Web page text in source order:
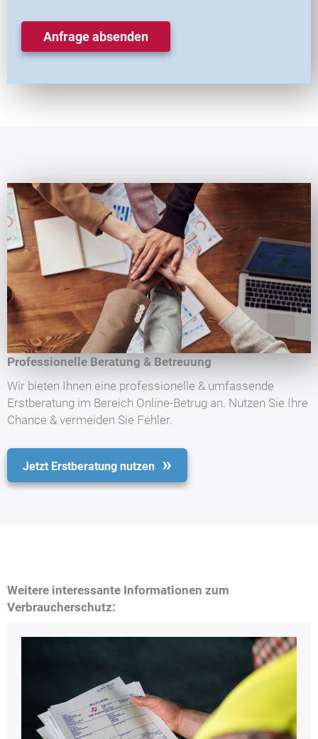
Anfrage absenden
Professionelle Beratung & Betreuung
Wir bieten Ihnen eine professionelle & umfassende
Erstberatung im Bereich Online-Betrug an. Nutzen Sie Ihre
Chance & vermeiden Sie Fehler.
Jetzt Erstberatung nutzen
Weitere interessante Informationen zum
Verbraucherschutz: